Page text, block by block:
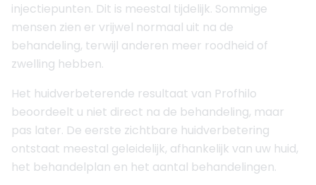
injectiepunten. Dit is meestal tijdelijk. Sommige
mensen zien er vrijwel normaal uit na de
behandeling, terwijl anderen meer roodheid of
zwelling hebben.
Het huidverbeterende resultaat van Profhilo
beoordeelt u niet direct na de behandeling, maar
pas later. De eerste zichtbare huidverbetering
ontstaat meestal geleidelijk, afhankelijk van uw huid,
het behandelplan en het aantal behandelingen.